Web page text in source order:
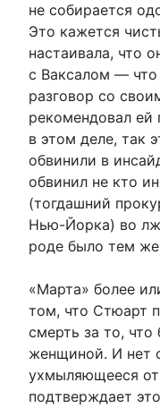
не собирается
Это кажется
настаивала, что
с Ваксалом — что
разговор со
рекомендовал ей
в этом деле, так
обвинили в
обвинил не кто
(тогдашний
Нью-Йорка) во
роде было тем
«Марта» более
том, что Стюарт
смерть за то, что
женщиной. И нет
ухмыляющееся
подтверждает